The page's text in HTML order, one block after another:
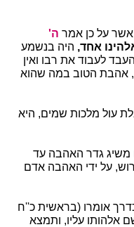
על כן אמר ה'
אחד, היה בנשמע
לעבוד את רבו ואין
אהבת הטוב במה שהוא
עול מלכות שמים, היא
משיג גדר האהבה עד
על ידי האהבה אדם
אומרו (בראשית כ''ח
אלהותו עליו, ותמצא